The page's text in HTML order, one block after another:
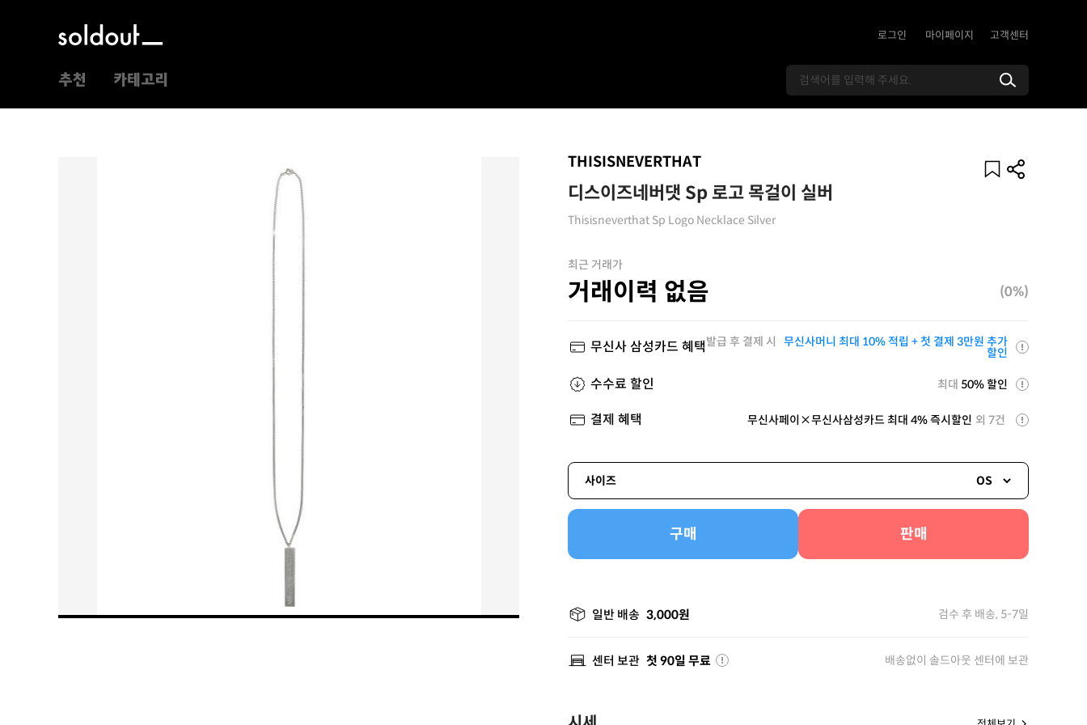
로그인 마이페이지 고객센터
추천 카테고리
THISISNEVERTHAT
디스이즈네버댓 Sp 로고 목걸이 실버
Thisisneverthat Sp Logo Necklace Silver
최근 거래가
거래이력 없음 (0%)
무신사 삼성카드 혜택발급 후 결제 시 무신사머니 최대 10% 적립 + 첫 결제 3만원 추가
할인
수수료 할인 최대 50% 할인
결제 혜택 무신사페이×무신사삼성카드 최대 4% 즉시할인 외 7건
사이즈 OS
구매 판매
일반 배송 3,000원 검수 후 배송, 5-7일
센터 보관 첫 90일 무료 배송없이 솔드아웃 센터에 보관